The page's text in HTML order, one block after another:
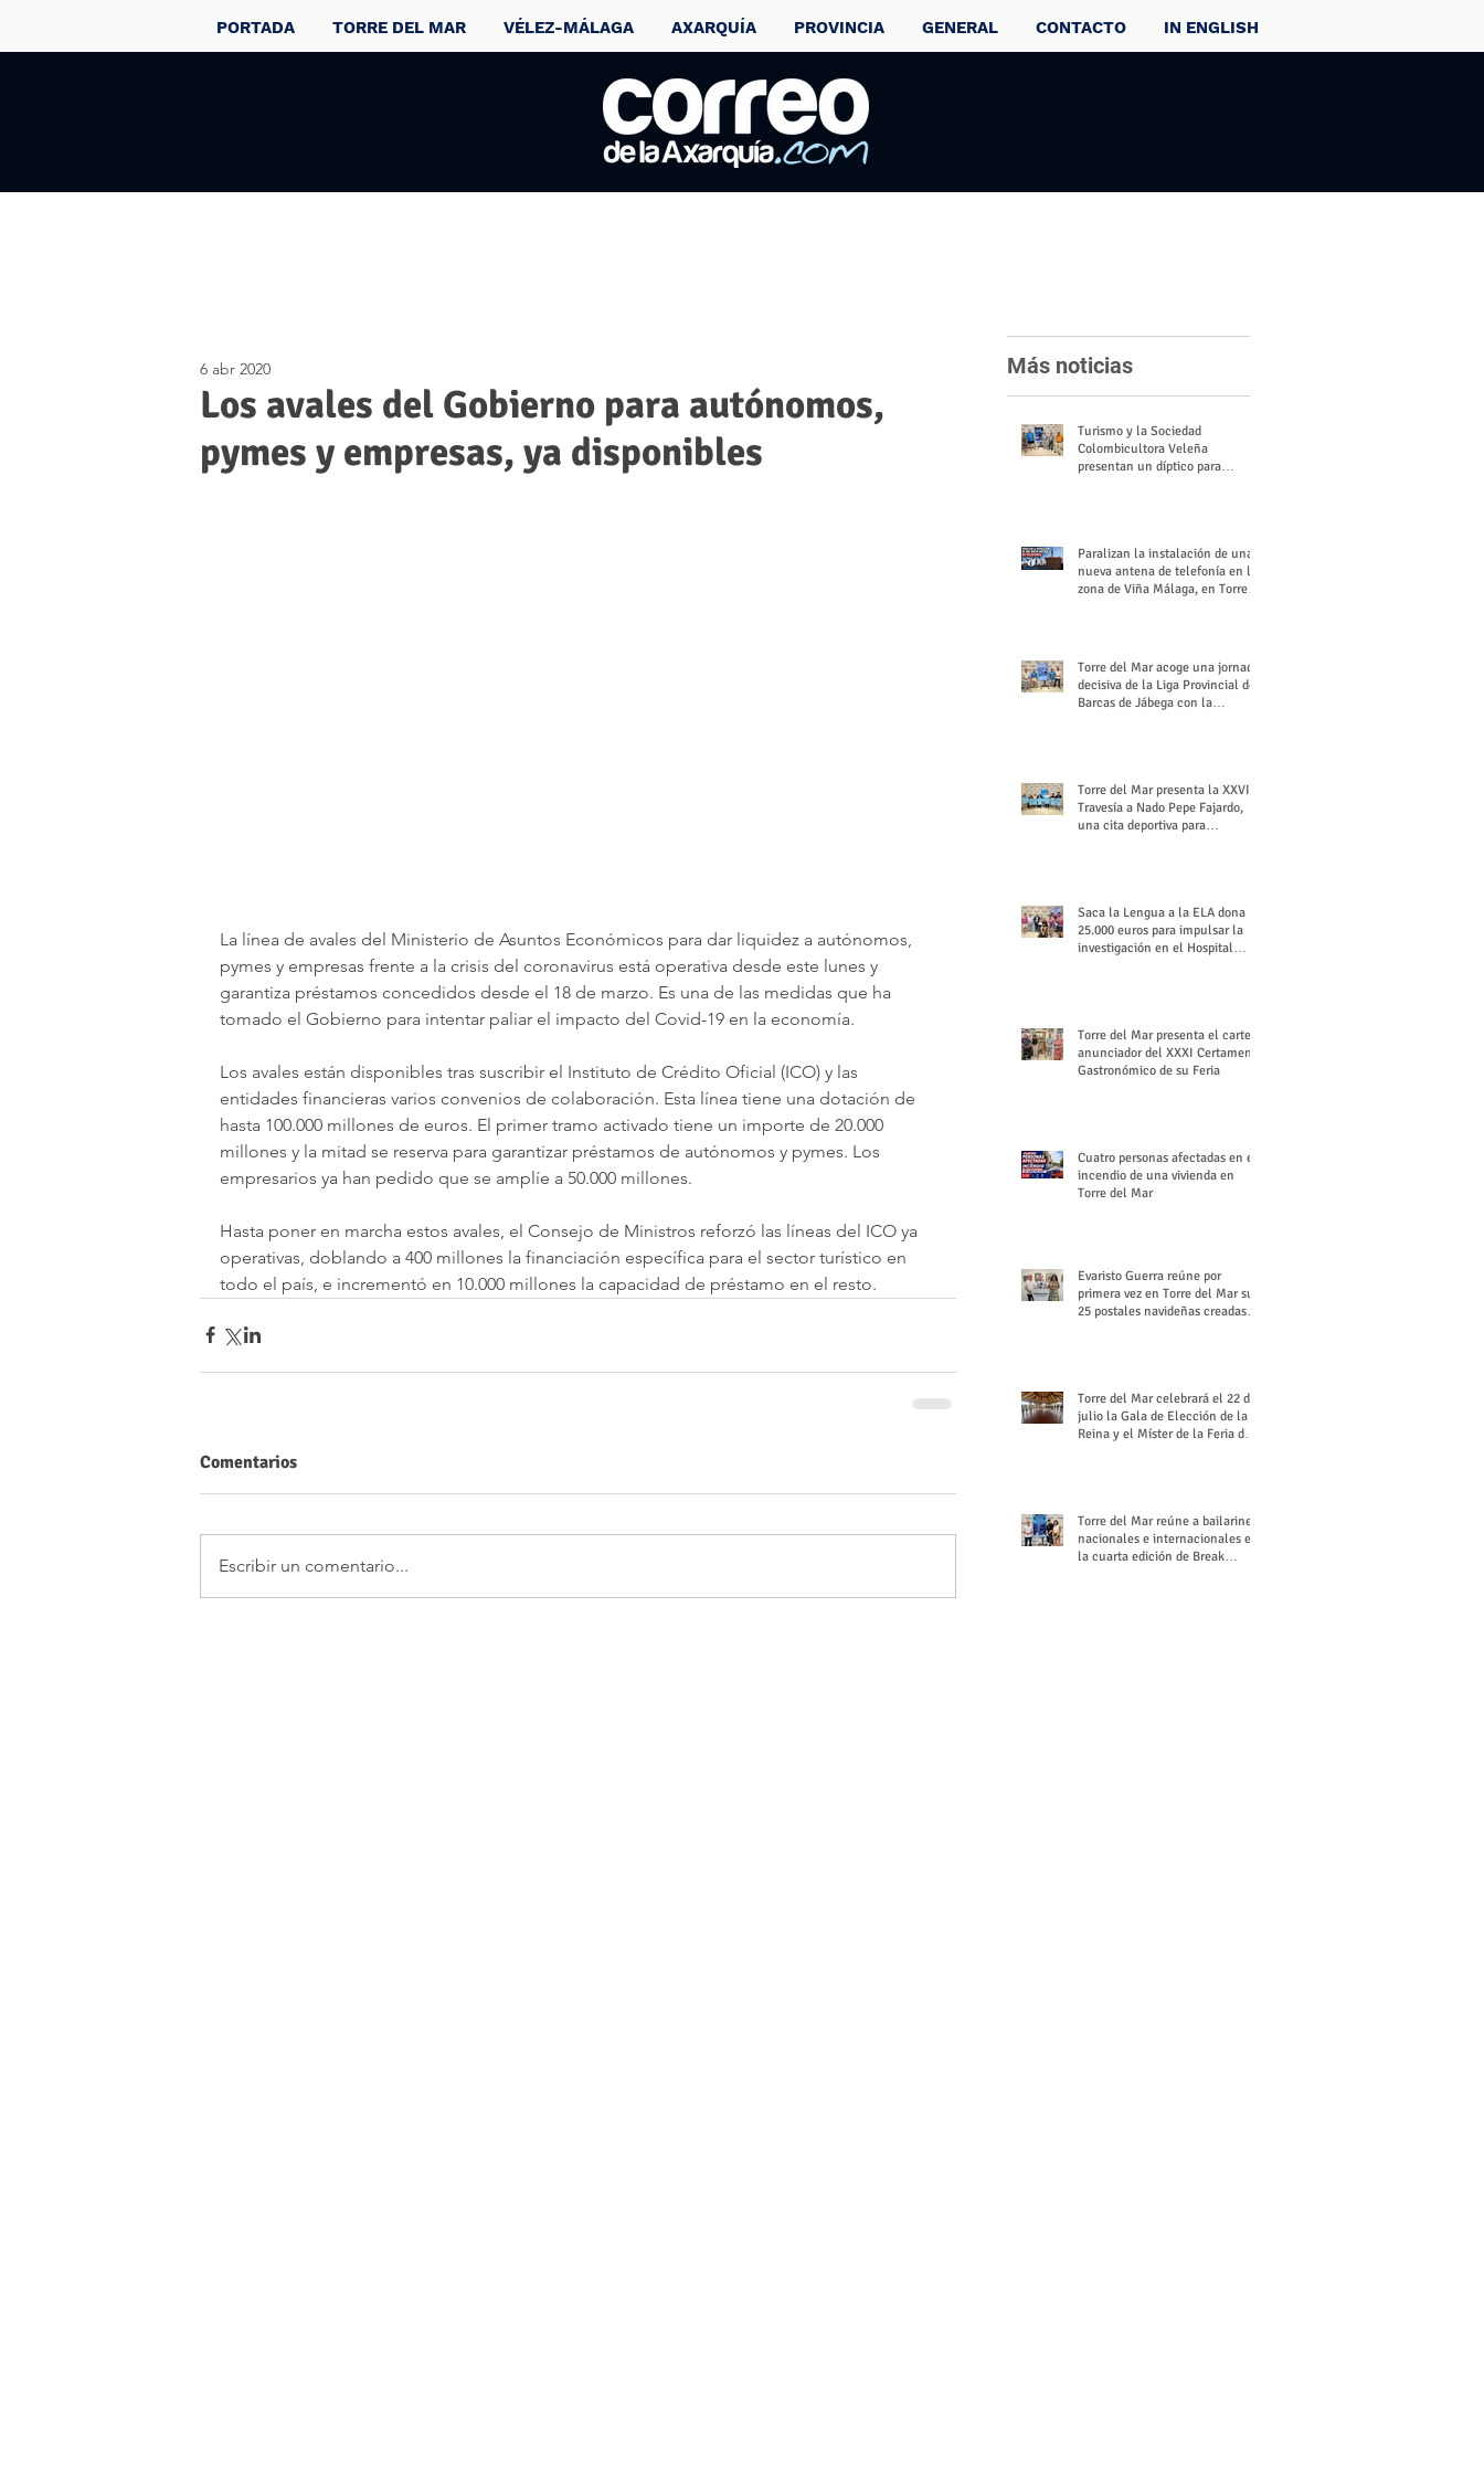
PORTADA TORRE DEL MAR VÉLEZ-MÁLAGA AXARQUÍA PROVINCIA GENERAL CONTACTO IN ENGLISH
Los avales del Gobierno para autónomos,
pymes y empresas, ya disponibles
6 abr 2020
La línea de avales del Ministerio de Asuntos Económicos para dar liquidez a autónomos,
pymes y empresas frente a la crisis del coronavirus está operativa desde este lunes y
garantiza préstamos concedidos desde el 18 de marzo. Es una de las medidas que ha
tomado el Gobierno para intentar paliar el impacto del Covid-19 en la economía.
Los avales están disponibles tras suscribir el Instituto de Crédito Oficial (ICO) y las
entidades financieras varios convenios de colaboración. Esta línea tiene una dotación de
hasta 100.000 millones de euros. El primer tramo activado tiene un importe de 20.000
millones y la mitad se reserva para garantizar préstamos de autónomos y pymes. Los
empresarios ya han pedido que se amplíe a 50.000 millones.
Hasta poner en marcha estos avales, el Consejo de Ministros reforzó las líneas del ICO ya
operativas, doblando a 400 millones la financiación específica para el sector turístico en
todo el país, e incrementó en 10.000 millones la capacidad de préstamo en el resto.
Comentarios
Escribir un comentario...
Más noticias
Turismo y la Sociedad
Colombicultora Veleña
presentan un díptico para
Paralizan la instalación de una
nueva antena de telefonía en la
zona de Viña Málaga, en Torre
Torre del Mar acoge una jornada
decisiva de la Liga Provincial de
Barcas de Jábega con la
Torre del Mar presenta la XXVI
Travesía a Nado Pepe Fajardo,
una cita deportiva para
Saca la Lengua a la ELA dona
25.000 euros para impulsar la
investigación en el Hospital
Torre del Mar presenta el cartel
anunciador del XXXI Certamen
Gastronómico de su Feria
Cuatro personas afectadas en el
incendio de una vivienda en
Torre del Mar
Evaristo Guerra reúne por
primera vez en Torre del Mar sus
25 postales navideñas creadas
Torre del Mar celebrará el 22 de
julio la Gala de Elección de la
Reina y el Míster de la Feria de
Torre del Mar reúne a bailarines
nacionales e internacionales en
la cuarta edición de Break